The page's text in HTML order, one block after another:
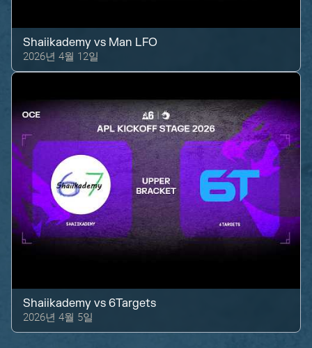
Shaiikademy vs Man LFO
2026년 4월 12일
Shaiikademy vs6Targets
2026년 4월 5일